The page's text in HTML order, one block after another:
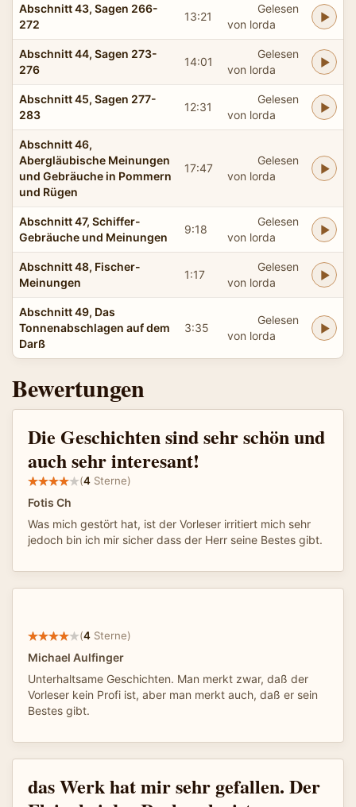
Abschnitt 43, Sagen 266-
272
13:21
Gelesen
von lorda
Abschnitt 44, Sagen 273-
276
14:01
Gelesen
von lorda
Abschnitt 45, Sagen 277-
283
12:31
Gelesen
von lorda
Abschnitt 46,
Abergläubische Meinungen
und Gebräuche in Pommern
und Rügen
17:47
Gelesen
von lorda
Abschnitt 47, Schiffer-
Gebräuche und Meinungen
9:18
Gelesen
von lorda
Abschnitt 48, Fischer-
Meinungen
1:17
Gelesen
von lorda
Abschnitt 49, Das
Tonnenabschlagen auf dem
Darß
3:35
Gelesen
von lorda
Bewertungen
Die Geschichten sind sehr schön und
auch sehr interesant!
(4 Sterne)
Fotis Ch
Was mich gestört hat, ist der Vorleser irritiert mich sehr
jedoch bin ich mir sicher dass der Herr seine Bestes gibt.
(4 Sterne)
Michael Aulfinger
Unterhaltsame Geschichten. Man merkt zwar, daß der
Vorleser kein Profi ist, aber man merkt auch, daß er sein
Bestes gibt.
das Werk hat mir sehr gefallen. Der